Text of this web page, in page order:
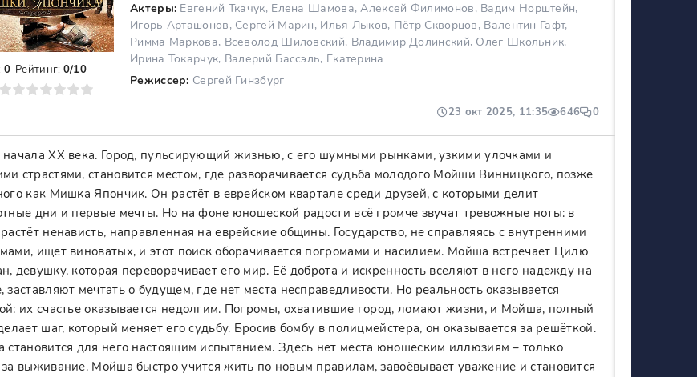
Актеры: Евгений Ткачук, Елена Шамова, Алексей Филимонов, Вадим Норштейн,
Игорь Арташонов, Сергей Марин, Илья Лыков, Пётр Скворцов, Валентин Гафт,
Римма Маркова, Всеволод Шиловский, Владимир Долинский, Олег Школьник,
Ирина Токарчук, Валерий Бассэль, Екатерина
Режиссер: Сергей Гинзбург
23 окт 2025, 11:35 646 0
0 Рейтинг: 0/10
10
начала XX века. Город, пульсирующий жизнью, с его шумными рынками, узкими улочками и
страстями, становится местом, где разворачивается судьба молодого Мойши Винницкого, позже
как Мишка Япончик. Он растёт в еврейском квартале среди друзей, с которыми делит
дни и первые мечты. Но на фоне юношеской радости всё громче звучат тревожные ноты: в
ненависть, направленная на еврейские общины. Государство, не справляясь с внутренними
ищет виноватых, и этот поиск оборачивается погромами и насилием. Мойша встречает Цилю
девушку, которая переворачивает его мир. Её доброта и искренность вселяют в него надежду на
заставляют мечтать о будущем, где нет места несправедливости. Но реальность оказывается
их счастье оказывается недолгим. Погромы, охватившие город, ломают жизни, и Мойша, полный
шаг, который меняет его судьбу. Бросив бомбу в полицмейстера, он оказывается за решёткой.
становится для него настоящим испытанием. Здесь нет места юношеским иллюзиям – только
выживание. Мойша быстро учится жить по новым правилам, завоёвывает уважение и становится